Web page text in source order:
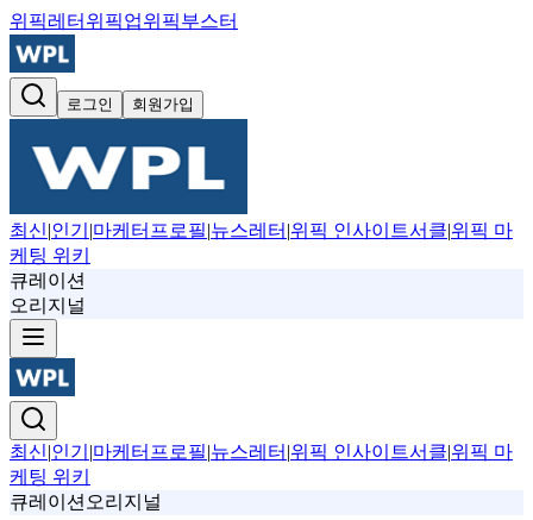
위픽레터 위픽업위픽부스터
로그인 회원가입
최신|인기 |마케터프로필|뉴스레터 |위픽 인사이트서클|위픽 마
케팅 위키
큐레이션
오리지널
최신|인기 |마케터프로필|뉴스레터 |위픽 인사이트서클|위픽 마
케팅 위키
큐레이션 오리지널